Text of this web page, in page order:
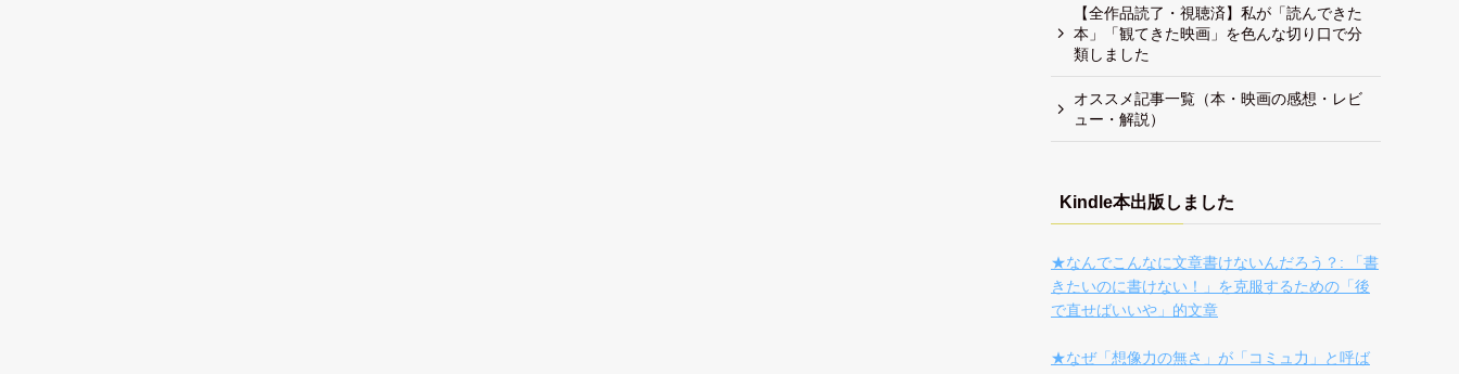
【全作品読了・視聴済】私が「読んできた
本」「観てきた映画」を色んな切り口で分
類しました
オススメ記事一覧（本・映画の感想・レビ
ュー・解説）
Kindle本出版しました
★なんでこんなに文章書けないんだろう？: 「書
きたいのに書けない！」を克服するための「後
で直せばいいや」的文章
★なぜ「想像力の無さ」が「コミュ力」と呼ば